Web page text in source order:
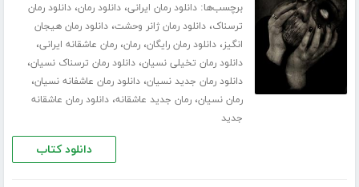
برچسب‌ها:دانلود رمان ایرانی،دانلود رمان،دانلود رمان
ترسناک،دانلود رمان ژانر وحشت،دانلود رمان هیجان
انگیز،دانلود رمان رایگان،رمان،رمان عاشقانه ایرانی،
دانلود رمان تخیلی نسیان،دانلود رمان ترسناک نسیان،
دانلود رمان جدید نسیان،دانلود رمان عاشفانه نسیان،
رمان نسیان،رمان جدید عاشقانه،دانلود رمان عاشقانه
جدید
دانلود کتاب